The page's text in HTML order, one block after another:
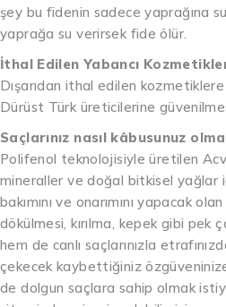
şey bu fidenin sadece yaprağına
yaprağa su verirsek fide ölür.
İthal Edilen Yabancı
Dışarıdan ithal edilen
Dürüst Türk üreticilerine
Saçlarınız nasıl kâbusunuz
Polifenol teknolojisiyle üretilen
mineraller ve doğal bitkisel yağlar
bakımını ve onarımını yapacak
dökülmesi, kırılma, kepek gibi pek
hem de canlı saçlarınızla
çekecek kaybettiğiniz
de dolgun saçlara sahip olmak